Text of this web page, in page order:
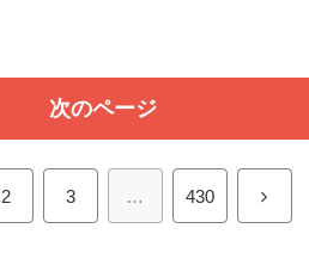
次のページ
2 3 … 430